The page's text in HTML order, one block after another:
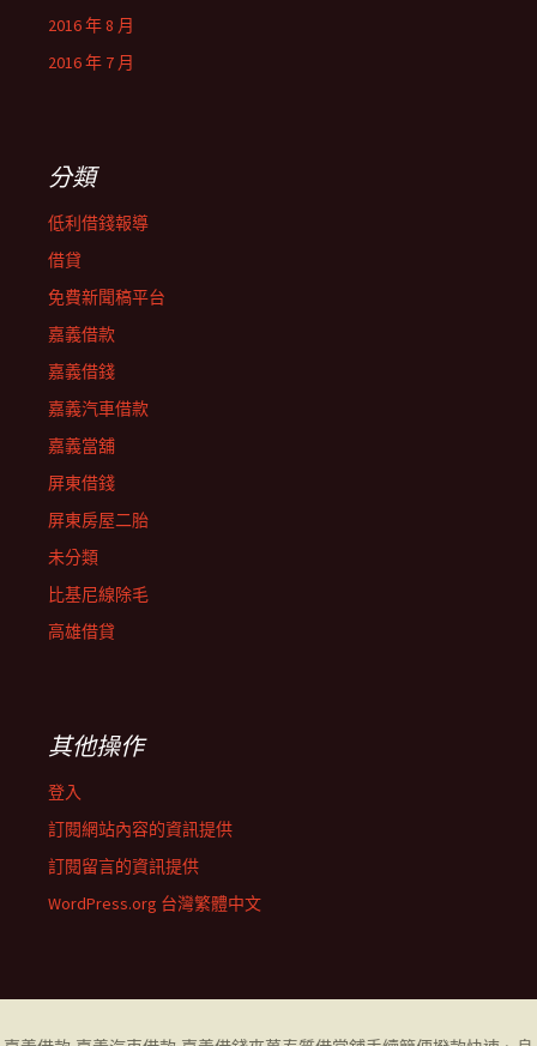
2016 年 8 月
2016 年 7 月
分類
低利借錢報導
借貸
免費新聞稿平台
嘉義借款
嘉義借錢
嘉義汽車借款
嘉義當舖
屏東借錢
屏東房屋二胎
未分類
比基尼線除毛
高雄借貸
其他操作
登入
訂閱網站內容的資訊提供
訂閱留言的資訊提供
WordPress.org 台灣繁體中文